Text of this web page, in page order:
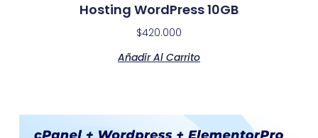
Hosting WordPress 10GB
$420.000
Añadir Al Carrito